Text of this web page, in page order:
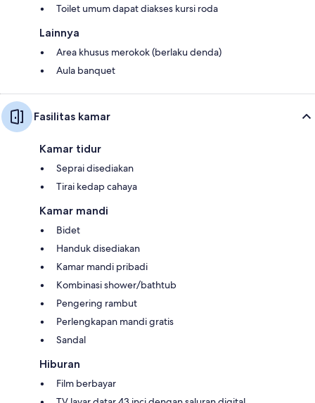
Toilet umum dapat diakses kursi roda
Lainnya
Area khusus merokok (berlaku denda)
Aula banquet
Fasilitas kamar
Kamar tidur
Seprai disediakan
Tirai kedap cahaya
Kamar mandi
Bidet
Handuk disediakan
Kamar mandi pribadi
Kombinasi shower/bathtub
Pengering rambut
Perlengkapan mandi gratis
Sandal
Hiburan
Film berbayar